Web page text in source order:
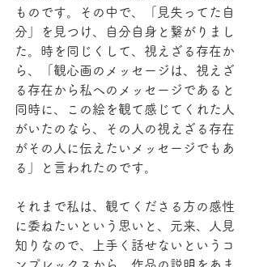
ものです。その中で、「見失ってた自
分」を見つけ、自分自身と繋がりまし
た。時を同じくして、視えざる存在か
ら、「観心画のメッセージは、視えざ
る存在から私へのメッセージであると
同時に、この絵を観て感じてくれた人
がいたのなら、その人の視えざる存在
がその人に伝えたいメッセージでもあ
る」と言われたのです。
それまで私は、観てくださる方の感性
に委ねたいという思いと、元来、人見
知りなので、上手く話せないというコ
ンプレックスから、作品の説明をあま